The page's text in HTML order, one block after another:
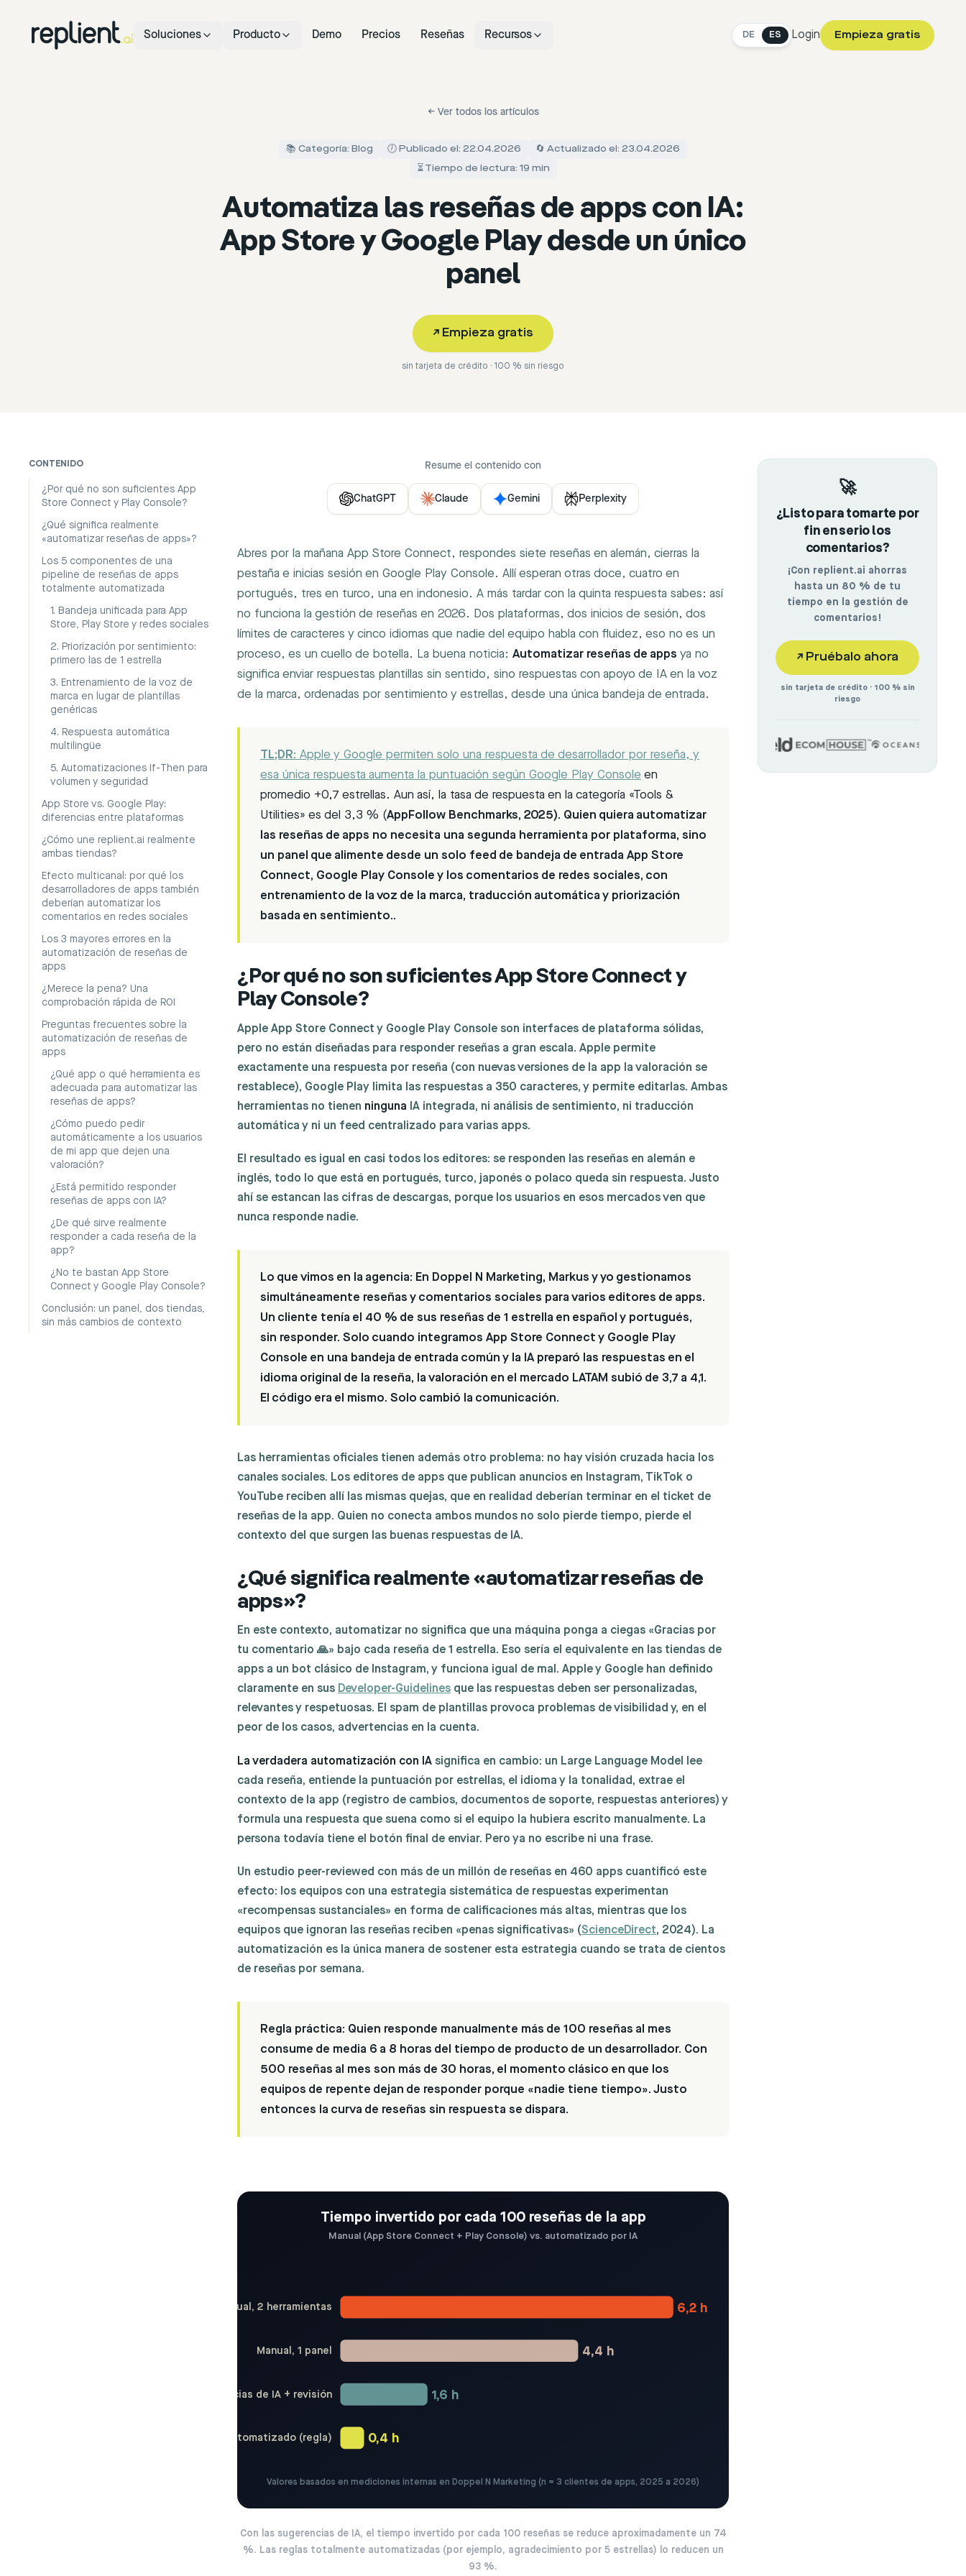
Soluciones Producto Demo Precios Reseñas Recursos DE ES Login Empieza gratis
← Ver todos los artículos
📚 Categoría: Blog 🕖 Publicado el: 22.04.2026
🔄 Actualizado el: 23.04.2026
⏳ Tiempo de lectura: 19 min
Automatiza las reseñas de apps con IA:
App Store y Google Play desde un único
panel
↗ Empieza gratis
sin tarjeta de crédito · 100 % sin riesgo
CONTENIDO
¿Por qué no son suficientes App
Store Connect y Play Console?
¿Qué significa realmente
«automatizar reseñas de apps»?
Los 5 componentes de una
pipeline de reseñas de apps
totalmente automatizada
1. Bandeja unificada para App
Store, Play Store y redes sociales
2. Priorización por sentimiento:
primero las de 1 estrella
3. Entrenamiento de la voz de
marca en lugar de plantillas
genéricas
4. Respuesta automática
multilingüe
5. Automatizaciones If-Then para
volumen y seguridad
App Store vs. Google Play:
diferencias entre plataformas
¿Cómo une replient.ai realmente
ambas tiendas?
Efecto multicanal: por qué los
desarrolladores de apps también
deberían automatizar los
comentarios en redes sociales
Los 3 mayores errores en la
automatización de reseñas de
apps
¿Merece la pena? Una
comprobación rápida de ROI
Preguntas frecuentes sobre la
automatización de reseñas de
apps
¿Qué app o qué herramienta es
adecuada para automatizar las
reseñas de apps?
¿Cómo puedo pedir
automáticamente a los usuarios
de mi app que dejen una
valoración?
¿Está permitido responder
reseñas de apps con IA?
¿De qué sirve realmente
responder a cada reseña de la
app?
¿No te bastan App Store
Connect y Google Play Console?
Conclusión: un panel, dos tiendas,
sin más cambios de contexto
Resume el contenido con
ChatGPT Claude Gemini Perplexity
Abres por la mañana App Store Connect, respondes siete reseñas en alemán, cierras la
pestaña e inicias sesión en Google Play Console. Allí esperan otras doce, cuatro en
portugués, tres en turco, una en indonesio. A más tardar con la quinta respuesta sabes: así
no funciona la gestión de reseñas en 2026. Dos plataformas, dos inicios de sesión, dos
límites de caracteres y cinco idiomas que nadie del equipo habla con fluidez, eso no es un
proceso, es un cuello de botella. La buena noticia: Automatizar reseñas de apps ya no
significa enviar respuestas plantillas sin sentido, sino respuestas con apoyo de IA en la voz
de la marca, ordenadas por sentimiento y estrellas, desde una única bandeja de entrada.
TL;DR: Apple y Google permiten solo una respuesta de desarrollador por reseña, y
esa única respuesta aumenta la puntuación según Google Play Console en
promedio +0,7 estrellas. Aun así, la tasa de respuesta en la categoría «Tools &
Utilities» es del 3,3 % (AppFollow Benchmarks, 2025). Quien quiera automatizar
las reseñas de apps no necesita una segunda herramienta por plataforma, sino
un panel que alimente desde un solo feed de bandeja de entrada App Store
Connect, Google Play Console y los comentarios de redes sociales, con
entrenamiento de la voz de la marca, traducción automática y priorización
basada en sentimiento..
¿Por qué no son suficientes App Store Connect y
Play Console?
Apple App Store Connect y Google Play Console son interfaces de plataforma sólidas,
pero no están diseñadas para responder reseñas a gran escala. Apple permite
exactamente una respuesta por reseña (con nuevas versiones de la app la valoración se
restablece), Google Play limita las respuestas a 350 caracteres, y permite editarlas. Ambas
herramientas no tienen ninguna IA integrada, ni análisis de sentimiento, ni traducción
automática y ni un feed centralizado para varias apps.
El resultado es igual en casi todos los editores: se responden las reseñas en alemán e
inglés, todo lo que está en portugués, turco, japonés o polaco queda sin respuesta. Justo
ahí se estancan las cifras de descargas, porque los usuarios en esos mercados ven que
nunca responde nadie.
Lo que vimos en la agencia: En Doppel N Marketing, Markus y yo gestionamos
simultáneamente reseñas y comentarios sociales para varios editores de apps.
Un cliente tenía el 40 % de sus reseñas de 1 estrella en español y portugués,
sin responder. Solo cuando integramos App Store Connect y Google Play
Console en una bandeja de entrada común y la IA preparó las respuestas en el
idioma original de la reseña, la valoración en el mercado LATAM subió de 3,7 a 4,1.
El código era el mismo. Solo cambió la comunicación.
Las herramientas oficiales tienen además otro problema: no hay visión cruzada hacia los
canales sociales. Los editores de apps que publican anuncios en Instagram, TikTok o
YouTube reciben allí las mismas quejas, que en realidad deberían terminar en el ticket de
reseñas de la app. Quien no conecta ambos mundos no solo pierde tiempo, pierde el
contexto del que surgen las buenas respuestas de IA.
¿Qué significa realmente «automatizar reseñas de
apps»?
En este contexto, automatizar no significa que una máquina ponga a ciegas «Gracias por
tu comentario 🙏» bajo cada reseña de 1 estrella. Eso sería el equivalente en las tiendas de
apps a un bot clásico de Instagram, y funciona igual de mal. Apple y Google han definido
claramente en sus Developer-Guidelines que las respuestas deben ser personalizadas,
relevantes y respetuosas. El spam de plantillas provoca problemas de visibilidad y, en el
peor de los casos, advertencias en la cuenta.
La verdadera automatización con IA significa en cambio: un Large Language Model lee
cada reseña, entiende la puntuación por estrellas, el idioma y la tonalidad, extrae el
contexto de la app (registro de cambios, documentos de soporte, respuestas anteriores) y
formula una respuesta que suena como si el equipo la hubiera escrito manualmente. La
persona todavía tiene el botón final de enviar. Pero ya no escribe ni una frase.
Un estudio peer-reviewed con más de un millón de reseñas en 460 apps cuantificó este
efecto: los equipos con una estrategia sistemática de respuestas experimentan
«recompensas sustanciales» en forma de calificaciones más altas, mientras que los
equipos que ignoran las reseñas reciben «penas significativas» (ScienceDirect, 2024). La
automatización es la única manera de sostener esta estrategia cuando se trata de cientos
de reseñas por semana.
Regla práctica: Quien responde manualmente más de 100 reseñas al mes
consume de media 6 a 8 horas del tiempo de producto de un desarrollador. Con
500 reseñas al mes son más de 30 horas, el momento clásico en que los
equipos de repente dejan de responder porque «nadie tiene tiempo». Justo
entonces la curva de reseñas sin respuesta se dispara.
Tiempo invertido por cada 100 reseñas de la app
Manual (App Store Connect + Play Console) vs. automatizado por IA
Manual, 2 herramientas
Manual, 1 panel
Sugerencias de IA + revisión
Totalmente automatizado (regla)
6,2 h
4,4 h
1,6 h
0,4 h
Valores basados en mediciones internas en Doppel N Marketing (n = 3 clientes de apps, 2025 a 2026)
Con las sugerencias de IA, el tiempo invertido por cada 100 reseñas se reduce aproximadamente un 74
%. Las reglas totalmente automatizadas (por ejemplo, agradecimiento por 5 estrellas) lo reducen un
93 %.
🚀
¿Listo para tomarte por
fin en serio los
comentarios?
¡Con replient.ai ahorras
hasta un 80 % de tu
tiempo en la gestión de
comentarios!
↗ Pruébalo ahora
sin tarjeta de crédito · 100 % sin
riesgo